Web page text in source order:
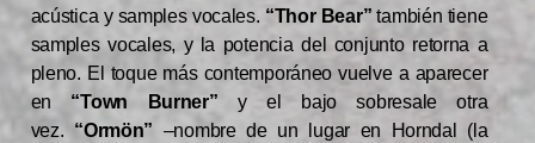
acústica y samples vocales. “Thor Bear” también tiene
samples vocales, y la potencia del conjunto retorna a
pleno. El toque más contemporáneo vuelve a aparecer
en “Town Burner” y el bajo sobresale otra
vez. “Ormön” –nombre de un lugar en Horndal (la